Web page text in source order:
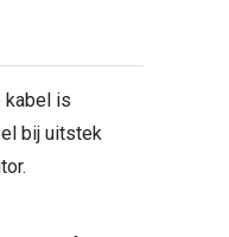
kabel is
bij uitstek